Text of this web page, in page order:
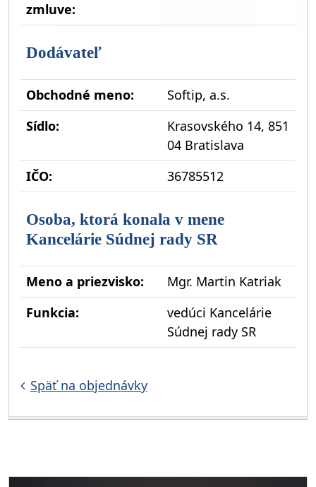
zmluve:
Dodávateľ
Obchodné meno:
Softip, a.s.
Sídlo:
Krasovského 14, 851
04 Bratislava
IČO:
36785512
Osoba, ktorá konala v mene
Kancelárie Súdnej rady SR
Meno a priezvisko:
Mgr. Martin Katriak
Funkcia:
vedúci Kancelárie
Súdnej rady SR
Späť na objednávky